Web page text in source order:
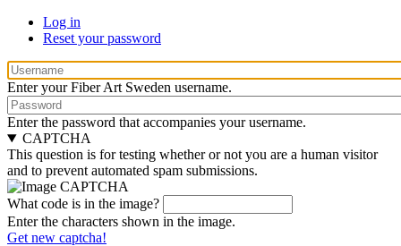
User
menu
Primary
tabs
Log in
tab)
Reset your password
Username
Enter your Fiber Art Sweden username.
Password
Enter the password that accompanies your username.
CAPTCHA
This question is for testing whether or not you are a human visitor
and to prevent automated spam submissions.
What code is in the image?
Enter the characters shown in the image.
Get new captcha!